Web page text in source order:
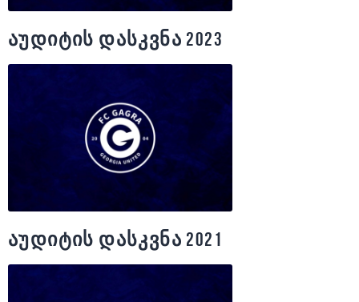
აუდიტის დასკვნა 2023
აუდიტის დასკვნა 2021